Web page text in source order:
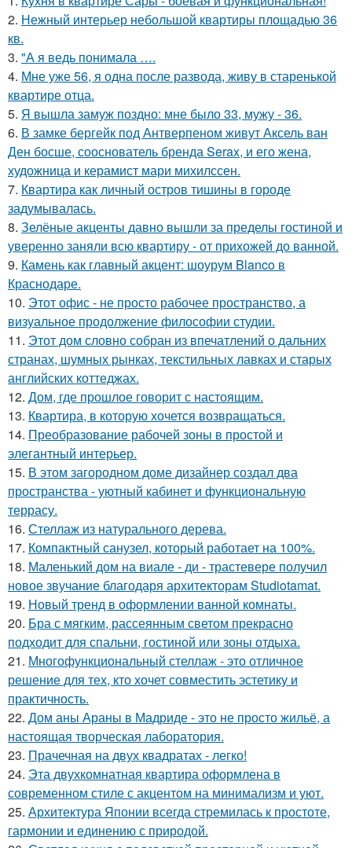
2. Нежный интерьер небольшой квартиры площадью 36
кв.
3. "А я ведь понимала ….
4. Мне уже 56, я одна после развода, живу в старенькой
квартире отца.
5. Я вышла замуж поздно: мне было 33, мужу - 36.
6. В замке бергейк под Антверпеном живут Аксель ван
Ден босше, сооснователь бренда Serax, и его жена,
художница и керамист мари михилссен.
7. Квартира как личный остров тишины в городе
задумывалась.
8. Зелёные акценты давно вышли за пределы гостиной и
уверенно заняли всю квартиру - от прихожей до ванной.
9. Камень как главный акцент: шоурум Blanco в
Краснодаре.
10. Этот офис - не просто рабочее пространство, а
визуальное продолжение философии студии.
11. Этот дом словно собран из впечатлений о дальних
странах, шумных рынках, текстильных лавках и старых
английских коттеджах.
12. Дом, где прошлое говорит с настоящим.
13. Квартира, в которую хочется возвращаться.
14. Преобразование рабочей зоны в простой и
элегантный интерьер.
15. В этом загородном доме дизайнер создал два
пространства - уютный кабинет и функциональную
террасу.
16. Стеллаж из натурального дерева.
17. Компактный санузел, который работает на 100%.
18. Маленький дом на виале - ди - трастевере получил
новое звучание благодаря архитекторам Studiotamat.
19. Новый тренд в оформлении ванной комнаты.
20. Бра с мягким, рассеянным светом прекрасно
подходит для спальни, гостиной или зоны отдыха.
21. Многофункциональный стеллаж - это отличное
решение для тех, кто хочет совместить эстетику и
практичность.
22. Дом аны Араны в Мадриде - это не просто жильё, а
настоящая творческая лаборатория.
23. Прачечная на двух квадратах - легко!
24. Эта двухкомнатная квартира оформлена в
современном стиле с акцентом на минимализм и уют.
25. Архитектура Японии всегда стремилась к простоте,
гармонии и единению с природой.